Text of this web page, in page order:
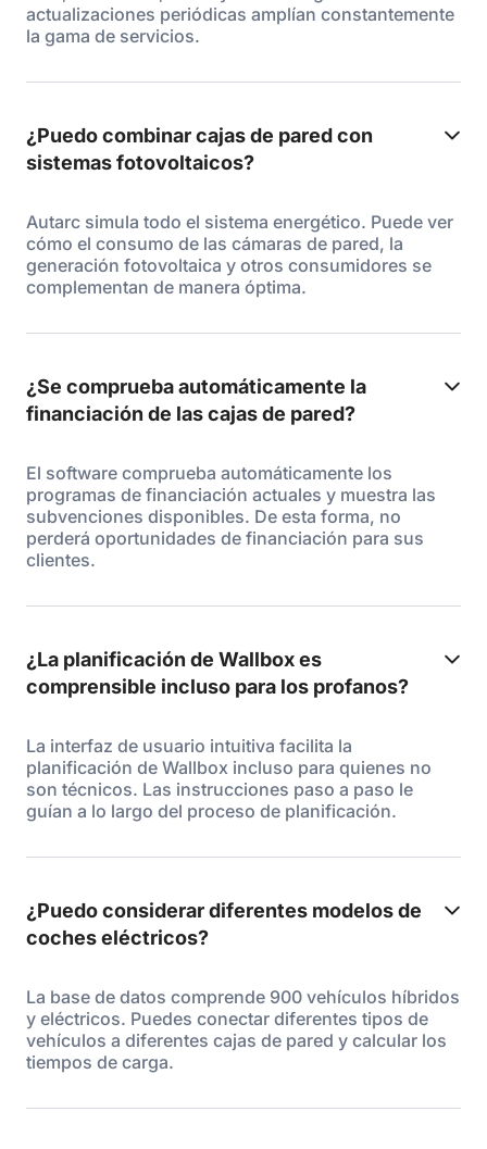
actualizaciones periódicas amplían constantemente
la gama de servicios.
¿Puedo combinar cajas de pared con
sistemas fotovoltaicos?
Autarc simula todo el sistema energético. Puede ver
cómo el consumo de las cámaras de pared, la
generación fotovoltaica y otros consumidores se
complementan de manera óptima.
¿Se comprueba automáticamente la
financiación de las cajas de pared?
El software comprueba automáticamente los
programas de financiación actuales y muestra las
subvenciones disponibles. De esta forma, no
perderá oportunidades de financiación para sus
clientes.
¿La planificación de Wallbox es
comprensible incluso para los profanos?
La interfaz de usuario intuitiva facilita la
planificación de Wallbox incluso para quienes no
son técnicos. Las instrucciones paso a paso le
guían a lo largo del proceso de planificación.
¿Puedo considerar diferentes modelos de
coches eléctricos?
La base de datos comprende 900 vehículos híbridos
y eléctricos. Puedes conectar diferentes tipos de
vehículos a diferentes cajas de pared y calcular los
tiempos de carga.